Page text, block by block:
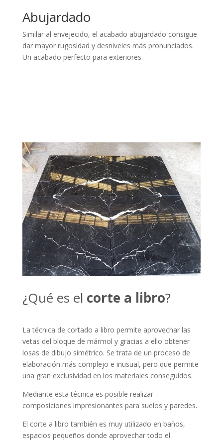
Abujardado
Similar al envejecido, el acabado abujardado consigue
dar mayor rugosidad y desniveles más pronunciados.
Un acabado perfecto para exteriores.
¿Qué es el corte a libro?
La técnica de cortado a libro permite aprovechar las
vetas del bloque de mármol y gracias a ello obtener
losas de dibujo simétrico. Se trata de un proceso de
elaboración más complejo e inusual, pero que permite
una gran exclusividad en los materiales conseguidos.
Mediante esta técnica es posible realizar
composiciones impresionantes para suelos y paredes.
El corte a libro también es muy utilizado en baños,
espacios pequeños donde aprovechar todo el